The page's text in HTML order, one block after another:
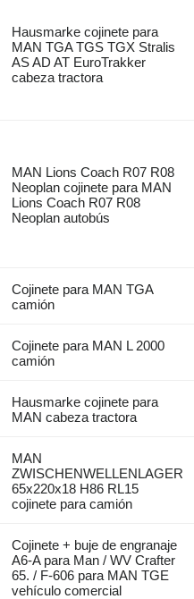
Hausmarke cojinete para
MAN TGA TGS TGX Stralis
AS AD AT EuroTrakker
cabeza tractora
MAN Lions Coach R07 R08
Neoplan cojinete para MAN
Lions Coach R07 R08
Neoplan autobús
Cojinete para MAN TGA
camión
Cojinete para MAN L 2000
camión
Hausmarke cojinete para
MAN cabeza tractora
MAN
ZWISCHENWELLENLAGER
65x220x18 H86 RL15
cojinete para camión
Cojinete + buje de engranaje
A6-A para Man / WV Crafter
65. / F-606 para MAN TGE
vehículo comercial